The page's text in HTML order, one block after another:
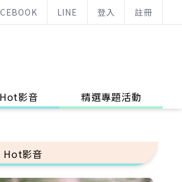
LINE 登入 註冊
Hot影音 精選專題活動
Hot影音